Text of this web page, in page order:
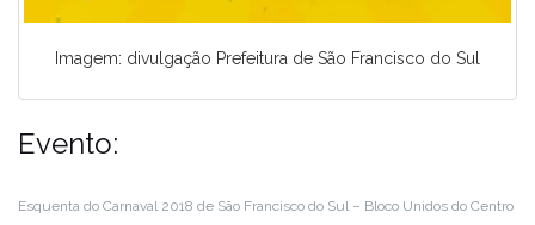
Imagem: divulgação Prefeitura de São Francisco do Sul
Evento:
Esquenta do Carnaval 2018 de São Francisco do Sul – Bloco Unidos do Centro